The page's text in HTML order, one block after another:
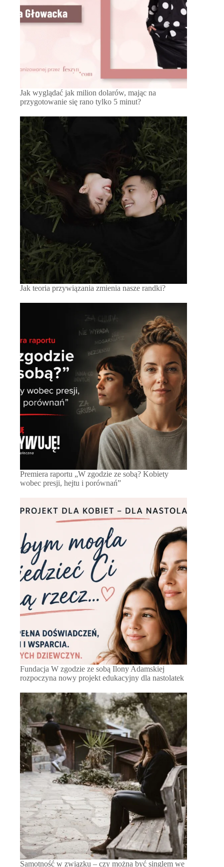
Jak wyglądać jak milion dolarów, mając na
przygotowanie się rano tylko 5 minut?
Jak teoria przywiązania zmienia nasze randki?
Premiera raportu „W zgodzie ze sobą? Kobiety
wobec presji, hejtu i porównań”
Fundacja W zgodzie ze sobą Ilony Adamskiej
rozpoczyna nowy projekt edukacyjny dla nastolatek
Samotność w związku – czy można być singlem we